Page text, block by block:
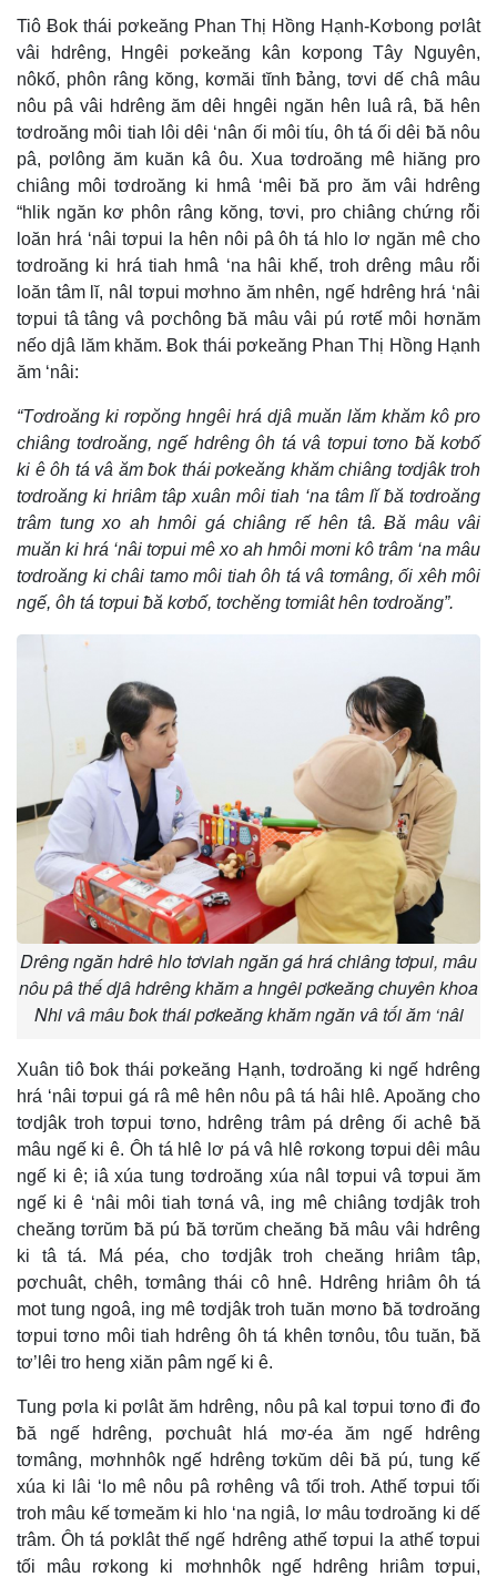
Tiô Ƀok thái pơkeăng Phan Thị Hồng Hạnh-Kơbong pơlât
vâi hdrêng, Hngêi pơkeăng kân kơpong Tây Nguyên,
nôkố, phôn râng kŏng, kơmăi tĭnh ƀảng, tơvi dế châ mâu
nôu pâ vâi hdrêng ăm dêi hngêi ngăn hên luâ râ, ƀă hên
tơdroăng môi tiah lôi dêi ‘nân ối môi tíu, ôh tá ối dêi ƀă nôu
pâ, pơlông ăm kuăn kâ ôu. Xua tơdroăng mê hiăng pro
chiâng môi tơdroăng ki hmâ ‘mêi ƀă pro ăm vâi hdrêng
“hlik ngăn kơ phôn râng kŏng, tơvi, pro chiâng chứng rô̆i
loăn hrá ‘nâi tơpui la hên nôi pâ ôh tá hlo lơ ngăn mê cho
tơdroăng ki hrá tiah hmâ ‘na hâi khế, troh drêng mâu rô̆i
loăn tâm lĭ, nâl tơpui mơhno ăm nhên, ngế hdrêng hrá ‘nâi
tơpui tâ tâng vâ pơchông ƀă mâu vâi pú rơtế môi hơnăm
nếo djâ lăm khăm. Ƀok thái pơkeăng Phan Thị Hồng Hạnh
ăm ‘nâi:
“Tơdroăng ki rơpŏng hngêi hrá djâ muăn lăm khăm kô pro
chiâng tơdroăng, ngế hdrêng ôh tá vâ tơpui tơno ƀă kơbố
ki ê ôh tá vâ ăm ƀok thái pơkeăng khăm chiâng tơdjâk troh
tơdroăng ki hriâm tâp xuân môi tiah ‘na tâm lĭ ƀă tơdroăng
trâm tung xo ah hmôi gá chiâng rế hên tâ. Ƀă mâu vâi
muăn ki hrá ‘nâi tơpui mê xo ah hmôi mơni kô trâm ‘na mâu
tơdroăng ki châi tamo môi tiah ôh tá vâ tơmâng, ối xêh môi
ngế, ôh tá tơpui ƀă kơbố, tơchĕng tơmiât hên tơdroăng”.
Drêng ngăn hdrê hlo tơviah ngăn gá hrá chiâng tơpui, mâu
nôu pâ thế djâ hdrêng khăm a hngêi pơkeăng chuyên khoa
Nhi vâ mâu ƀok thái pơkeăng khăm ngăn vâ tối ăm ‘nâi
Xuân tiô ƀok thái pơkeăng Hạnh, tơdroăng ki ngế hdrêng
hrá ‘nâi tơpui gá râ mê hên nôu pâ tá hâi hlê. Apoăng cho
tơdjâk troh tơpui tơno, hdrêng trâm pá drêng ối achê ƀă
mâu ngế ki ê. Ôh tá hlê lơ pá vâ hlê rơkong tơpui dêi mâu
ngế ki ê; iâ xúa tung tơdroăng xúa nâl tơpui vâ tơpui ăm
ngế ki ê ‘nâi môi tiah tơná vâ, ing mê chiâng tơdjâk troh
cheăng tơrŭm ƀă pú ƀă tơrŭm cheăng ƀă mâu vâi hdrêng
ki tâ tá. Má péa, cho tơdjâk troh cheăng hriâm tâp,
pơchuât, chêh, tơmâng thái cô hnê. Hdrêng hriâm ôh tá
mot tung ngoâ, ing mê tơdjâk troh tuăn mơno ƀă tơdroăng
tơpui tơno môi tiah hdrêng ôh tá khên tơnôu, tôu tuăn, ƀă
tơ’lêi tro heng xiăn pâm ngế ki ê.
Tung pơla ki pơlât ăm hdrêng, nôu pâ kal tơpui tơno đi đo
ƀă ngế hdrêng, pơchuât hlá mơ-éa ăm ngế hdrêng
tơmâng, mơhnhôk ngế hdrêng tơkŭm dêi ƀă pú, tung kế
xúa ki lâi ‘lo mê nôu pâ rơhêng vâ tối troh. Athế tơpui tối
troh mâu kế tơmeăm ki hlo ‘na ngiâ, lơ mâu tơdroăng ki dế
trâm. Ôh tá pơklât thế ngế hdrêng athế tơpui la athế tơpui
tối mâu rơkong ki mơhnhôk ngế hdrêng hriâm tơpui,